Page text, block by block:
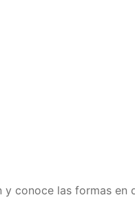
y conoce las formas en